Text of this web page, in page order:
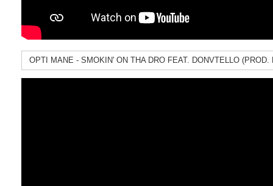
OPTI MANE - SMOKIN' ON THA DRO FEAT. DONVTELLO (PROD.